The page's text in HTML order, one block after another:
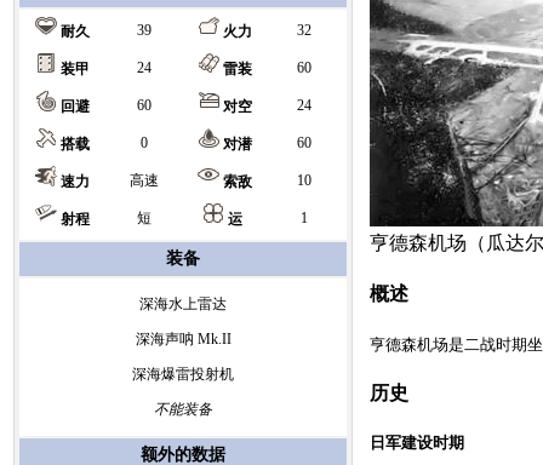
耐久 39 火力 32
装甲 24 雷装 60
回避 60 对空 24
搭载 0 对潜 60
速力 高速 索敌 10
射程 短 运 1
装备
深海水上雷达
深海声呐 Mk.II
深海爆雷投射机
不能装备
额外的数据
亨德森机场（瓜达
概述
历史
日军建设时期